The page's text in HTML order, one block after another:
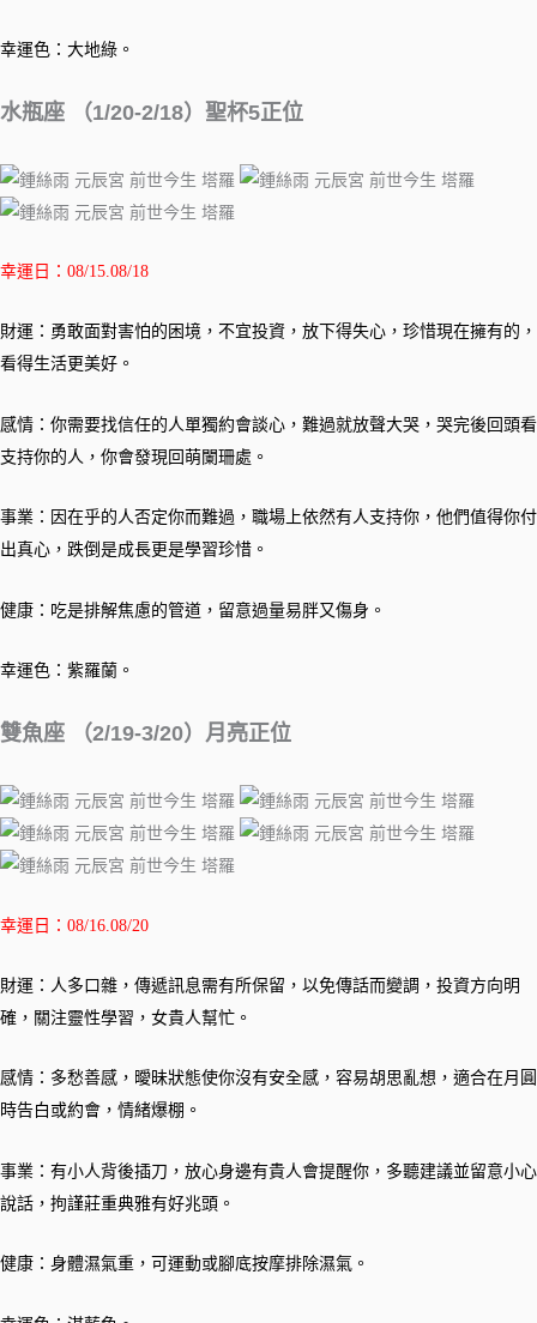
幸運色：大地綠。
水瓶座 （1/20-2/18）聖杯5正位
幸運日：08/15.08/18
財運：勇敢面對害怕的困境，不宜投資，放下得失心，珍惜現在擁有的，
看得生活更美好。
感情：你需要找信任的人單獨約會談心，難過就放聲大哭，哭完後回頭看
支持你的人，你會發現回萌闌珊處。
事業：因在乎的人否定你而難過，職場上依然有人支持你，他們值得你付
出真心，跌倒是成長更是學習珍惜。
健康：吃是排解焦慮的管道，留意過量易胖又傷身。
幸運色：紫羅蘭。
雙魚座 （2/19-3/20）月亮正位
幸運日：08/16.08/20
財運：人多口雜，傳遞訊息需有所保留，以免傳話而變調，投資方向明
確，關注靈性學習，女貴人幫忙。
感情：多愁善感，曖昧狀態使你沒有安全感，容易胡思亂想，適合在月圓
時告白或約會，情緒爆棚。
事業：有小人背後插刀，放心身邊有貴人會提醒你，多聽建議並留意小心
說話，拘謹莊重典雅有好兆頭。
健康：身體濕氣重，可運動或腳底按摩排除濕氣。